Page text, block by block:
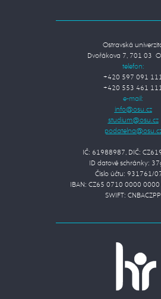
Ostravská
Dvořákova 7, 701 03
telefon:
+420 597 091
+420 553 461
e-mail:
IČ: 61988987, DIČ:
ID datové schránky:
Číslo účtu: 931761/
IBAN: CZ65 0710 0000
SWIFT: CNBACZPP